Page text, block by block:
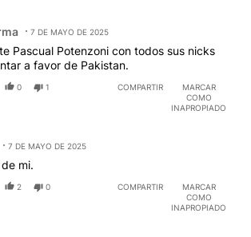
7 DE MAYO DE 2025
Pascual Potenzoni con todos sus nicks
a favor de Pakistan.
0 1 COMPARTIR
MARCAR
COMO
INAPROPIADO
7 DE MAYO DE 2025
mi.
2 0 COMPARTIR
MARCAR
COMO
INAPROPIADO